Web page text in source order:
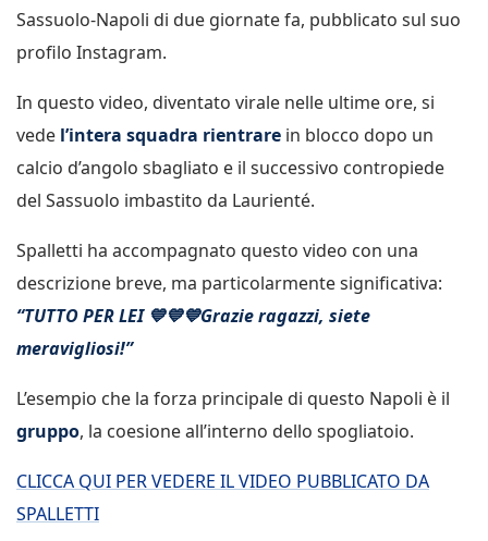
Sassuolo-Napoli di due giornate fa, pubblicato sul suo
profilo Instagram.
In questo video, diventato virale nelle ultime ore, si
vede l’intera squadra rientrare in blocco dopo un
calcio d’angolo sbagliato e il successivo contropiede
del Sassuolo imbastito da Laurienté.
Spalletti ha accompagnato questo video con una
descrizione breve, ma particolarmente significativa:
“TUTTO PER LEI 💙💙💙Grazie ragazzi, siete
meravigliosi!”
L’esempio che la forza principale di questo Napoli è il
gruppo, la coesione all’interno dello spogliatoio.
CLICCA QUI PER VEDERE IL VIDEO PUBBLICATO DA
SPALLETTI